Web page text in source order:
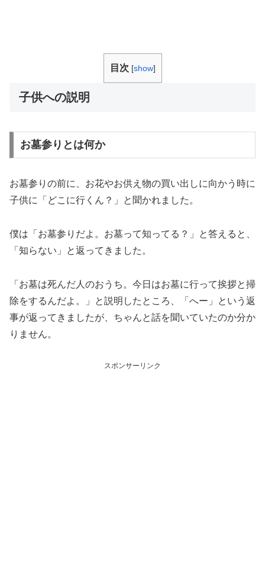
目次 [show]
子供への説明
お墓参りとは何か
お墓参りの前に、お花やお供え物の買い出しに向かう時に
子供に「どこに行くん？」と聞かれました。
僕は「お墓参りだよ。お墓って知ってる？」と答えると、
「知らない」と返ってきました。
「お墓は死んだ人のおうち。今日はお墓に行って挨拶と掃
除をするんだよ。」と説明したところ、「へー」という返
事が返ってきましたが、ちゃんと話を聞いていたのか分か
りません。
スポンサーリンク